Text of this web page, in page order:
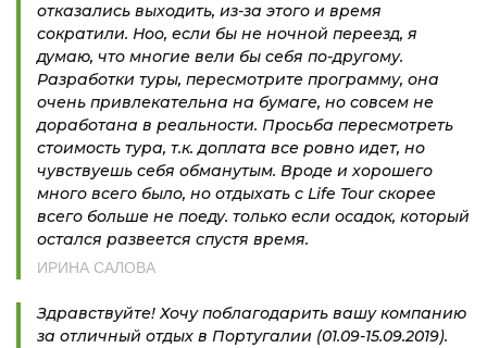
отказались выходить, из-за этого и время
сократили. Ноо, если бы не ночной переезд, я
думаю, что многие вели бы себя по-другому.
Разработки туры, пересмотрите программу, она
очень привлекательна на бумаге, но совсем не
доработана в реальности. Просьба пересмотреть
стоимость тура, т.к. доплата все ровно идет, но
чувствуешь себя обманутым. Вроде и хорошего
много всего было, но отдыхать с Life Tour скорее
всего больше не поеду. только если осадок, который
остался развеется спустя время.
ИРИНА САЛОВА
Здравствуйте! Хочу поблагодарить вашу компанию
за отличный отдых в Португалии (01.09-15.09.2019).